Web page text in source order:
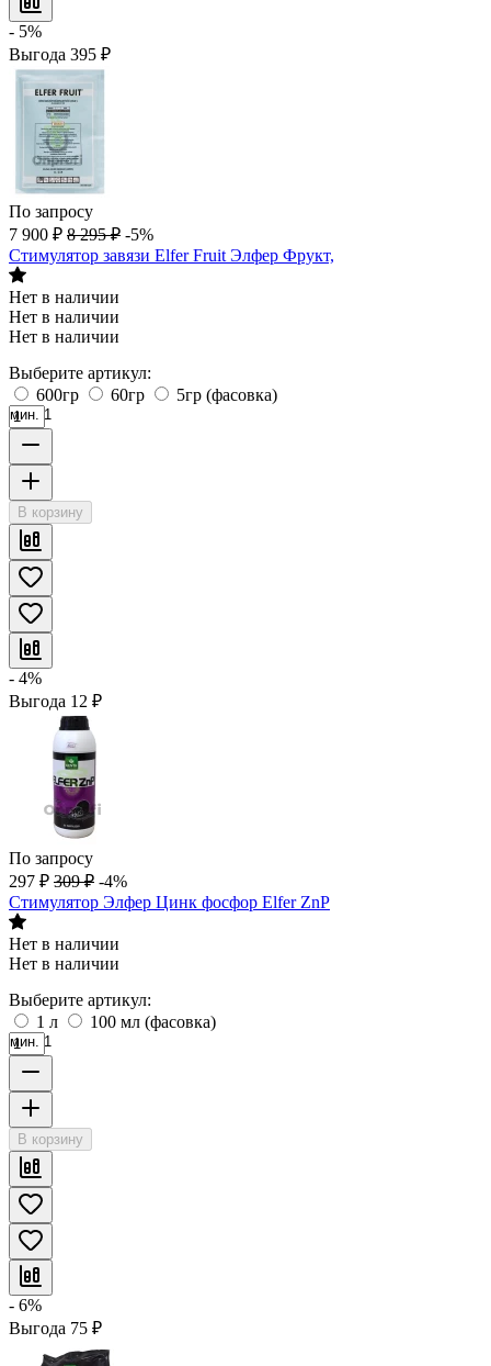
- 5%
Выгода 395 ₽
По запросу
7 900 ₽ 8 295 ₽ -5%
Стимулятор завязи Elfer Fruit Элфер Фрукт,
Нет в наличии
Нет в наличии
Нет в наличии
Выберите артикул:
600гр
60гр 5гр (фасовка)
мин. 1
В корзину
- 4%
Выгода 12 ₽
По запросу
297 ₽ 309 ₽ -4%
Стимулятор Элфер Цинк фосфор Elfer ZnP
Нет в наличии
Нет в наличии
Выберите артикул:
1 л
100 мл (фасовка)
мин. 1
В корзину
- 6%
Выгода 75 ₽